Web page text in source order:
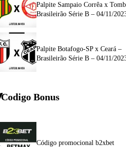
Palpite Sampaio Corrêa x
Brasileirão Série B – 04/11/
Palpite Botafogo-SP x Ceará –
Brasileirão Série B – 04/11/
Codigo Bonus
Código promocional b2xbet